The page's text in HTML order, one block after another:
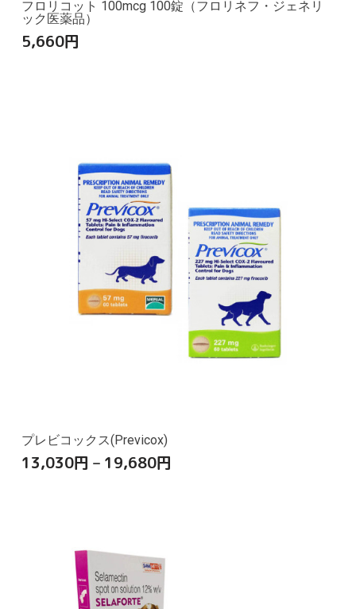
フロリコット 100mcg 100錠（フロリネフ・ジェネリ
ック医薬品）
5,660円
プレビコックス(Previcox)
13,030円 – 19,680円